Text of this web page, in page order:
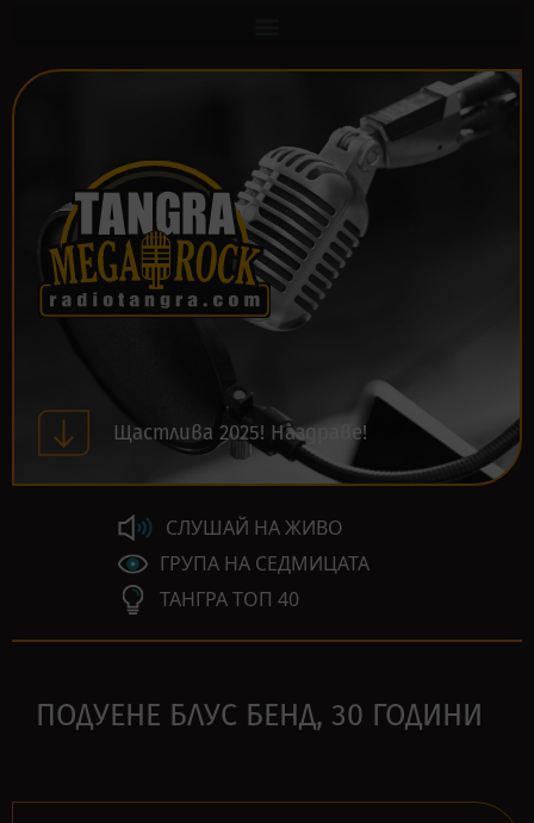
Щастлива 2025! Наздраве!
СЛУШАЙ НА ЖИВО
ГРУПА НА СЕДМИЦАТА
ТАНГРА ТОП 40
ПОДУЕНЕ БЛУС БЕНД, 30 ГОДИНИ